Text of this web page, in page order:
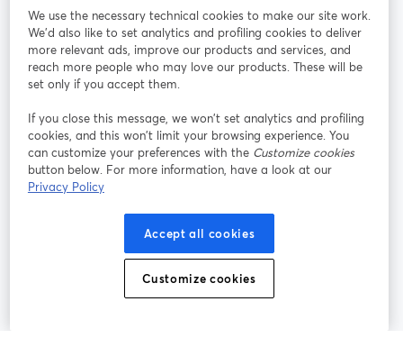
参加する
ライ
ンセ
ミナ
ー
Facebook
新しいタブで開く(Twitter)
YouTube
Instagram
新しいタブで開く
LinkedIn
新しいタブで開く
新しいタブで開く
プラットフォーム利用規約
個人情報保護方針 クッキーポリシー
We use the necessary technical cookies to make our site work.
We'd also like to set analytics and profiling cookies to deliver
more relevant ads, improve our products and services, and
reach more people who may love our products. These will be
set only if you accept them.
If you close this message, we won’t set analytics and profiling
cookies, and this won’t limit your browsing experience. You
can customize your preferences with the Customize cookies
button below. For more information, have a look at our
Privacy Policy
Accept all cookies
Customize cookies